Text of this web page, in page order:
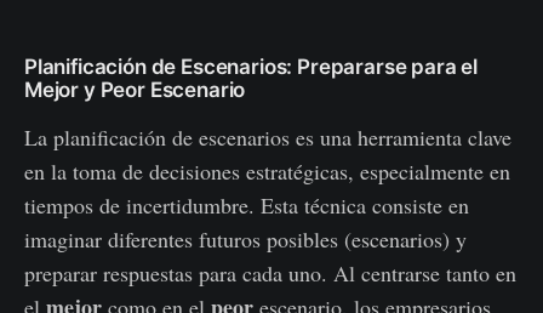
Planificación de Escenarios: Prepararse para el
Mejor y Peor Escenario
La planificación de escenarios es una herramienta clave
en la toma de decisiones estratégicas, especialmente en
tiempos de incertidumbre. Esta técnica consiste en
imaginar diferentes futuros posibles (escenarios) y
preparar respuestas para cada uno. Al centrarse tanto en